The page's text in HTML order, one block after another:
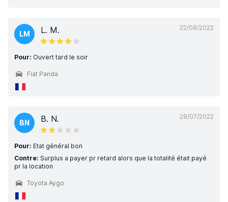
22/08/2022
LM L. M.
Pour: Ouvert tard le soir
Fiat Panda
28/07/2022
BN B. N.
Pour: Etat général bon
Contre: Surplus a payer pr retard alors que la totalité était payé
pr la location
Toyota Aygo